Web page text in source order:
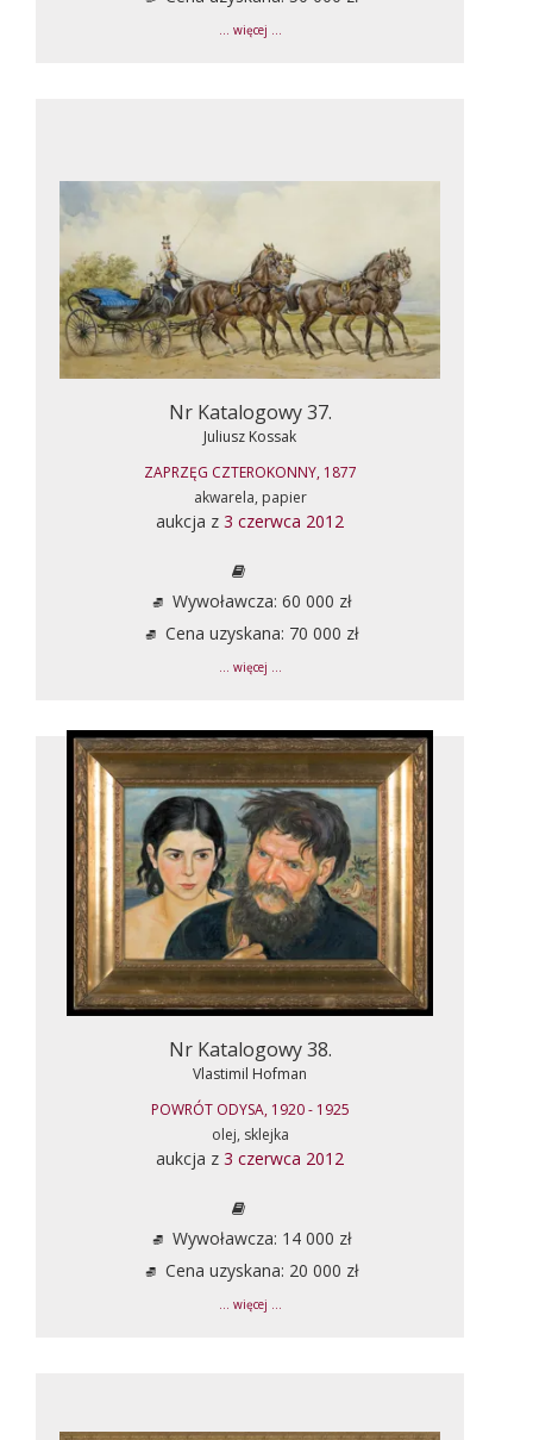
... więcej ...
Nr Katalogowy 37.
Juliusz Kossak
ZAPRZĘG CZTEROKONNY, 1877
akwarela, papier
aukcja z 3 czerwca 2012
Wywoławcza: 60 000 zł
Cena uzyskana: 70 000 zł
... więcej ...
Nr Katalogowy 38.
Vlastimil Hofman
POWRÓT ODYSA, 1920 - 1925
olej, sklejka
aukcja z 3 czerwca 2012
Wywoławcza: 14 000 zł
Cena uzyskana: 20 000 zł
... więcej ...